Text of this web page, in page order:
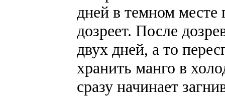
дней в темном месте
дозреет. После
двух дней, а то
хранить манго в
сразу начинает